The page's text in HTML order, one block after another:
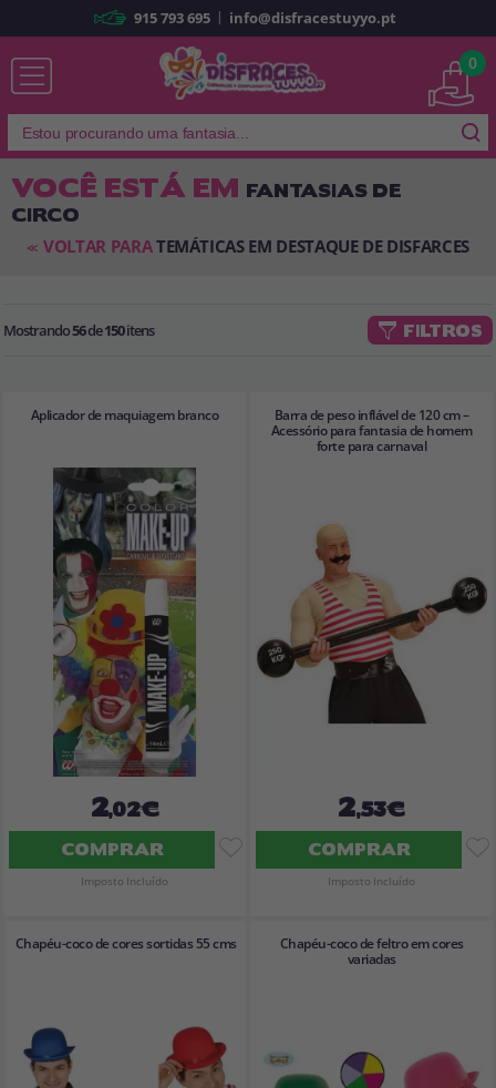
Já sou cliente
Lembrar-me
Ao criar uma conta em disfracestuyyo.pt, você poderá fazer suas
compras rapidamente em nossa loja virtual, verificar o status de seus
pedidos e consultar suas operações anteriores.
Vá em frente! Estávamos esperando por você.
CRIAR CONTA
915 793 695 | info@disfracestuyyo.pt
0
VOCÊ ESTÁ EM FANTASIAS DE
CIRCO
<< VOLTAR PARATEMÁTICAS EM DESTAQUE DE DISFARCES
Mostrando56de150itens FILTROS
Aplicador de maquiagem branco
2,02€
COMPRAR
Imposto Incluído
Barra de peso inflável de 120 cm –
Acessório para fantasia de homem
forte para carnaval
2,53€
COMPRAR
Imposto Incluído
Chapéu-coco de cores sortidas 55 cms
Chapéu-coco de feltro em cores
variadas